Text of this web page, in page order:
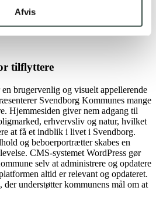
Afvis
den besøgende ønsker mest mulig
tilflyttere
en brugervenlig og visuelt appellerende
Svendborg Kommunes mange
Hjemmesiden giver nem adgang til
erhvervsliv og natur, hvilket
at få et indblik i livet i Svendborg.
og beboerportrætter skabes en
CMS-systemet WordPress gør
selv at administrere og opdatere
altid er relevant og opdateret.
understøtter kommunens mål om at